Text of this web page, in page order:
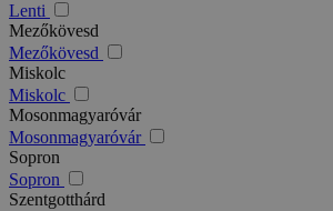
Lenti
Mezőkövesd
Mezőkövesd
Miskolc
Miskolc
Mosonmagyaróvár
Mosonmagyaróvár
Sopron
Sopron
Szentgotthárd